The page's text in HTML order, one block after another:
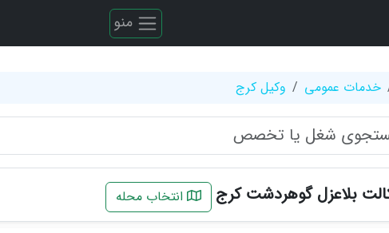
منو
خدمات عمومی وکیل کرج
بلاعزل گوهردشت کرج انتخاب محله